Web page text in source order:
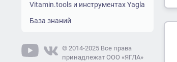
Vitamin.tools и инструментах Yagla
База знаний
© 2014-2025 Все права
принадлежат ООО «ЯГЛА»